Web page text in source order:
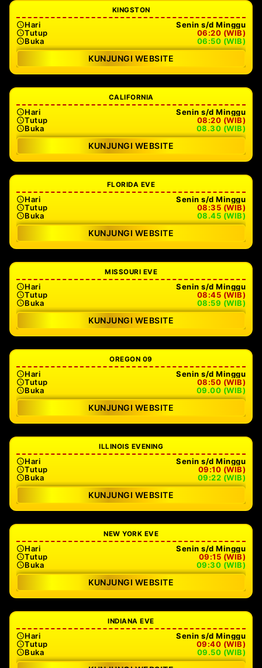
KINGSTON
Hari
Senin s/d Minggu
Tutup
06:20 (WIB)
Buka
06:50 (WIB)
KUNJUNGI WEBSITE
CALIFORNIA
Hari
Senin s/d Minggu
Tutup
08:20 (WIB)
Buka
08.30 (WIB)
KUNJUNGI WEBSITE
FLORIDA EVE
Hari
Senin s/d Minggu
Tutup
08:35 (WIB)
Buka
08.45 (WIB)
KUNJUNGI WEBSITE
MISSOURI EVE
Hari
Senin s/d Minggu
Tutup
08:45 (WIB)
Buka
08:59 (WIB)
KUNJUNGI WEBSITE
OREGON 09
Hari
Senin s/d Minggu
Tutup
08:50 (WIB)
Buka
09.00 (WIB)
KUNJUNGI WEBSITE
ILLINOIS EVENING
Hari
Senin s/d Minggu
Tutup
09:10 (WIB)
Buka
09:22 (WIB)
KUNJUNGI WEBSITE
NEW YORK EVE
Hari
Senin s/d Minggu
Tutup
09:15 (WIB)
Buka
09:30 (WIB)
KUNJUNGI WEBSITE
INDIANA EVE
Hari
Senin s/d Minggu
Tutup
09:40 (WIB)
Buka
09.50 (WIB)